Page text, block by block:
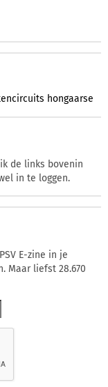
hongaarse
de links bovenin
in te loggen.
E-zine in je
Maar liefst 28.670